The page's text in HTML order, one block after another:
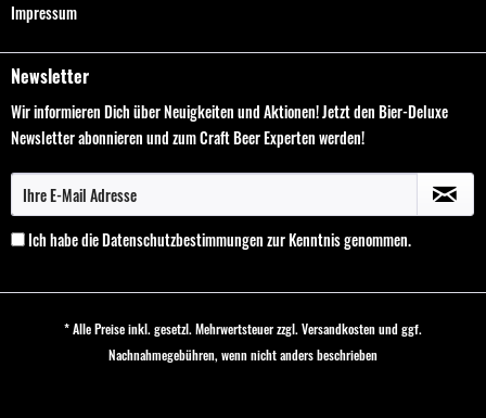
Impressum
Newsletter
Wir informieren Dich über Neuigkeiten und Aktionen! Jetzt den Bier-Deluxe
Newsletter abonnieren und zum Craft Beer Experten werden!
Ich habe dieDatenschutzbestimmungenzur Kenntnis genommen.
* Alle Preise inkl. gesetzl. Mehrwertsteuer zzgl. Versandkostenund ggf.
Nachnahmegebühren, wenn nicht anders beschrieben